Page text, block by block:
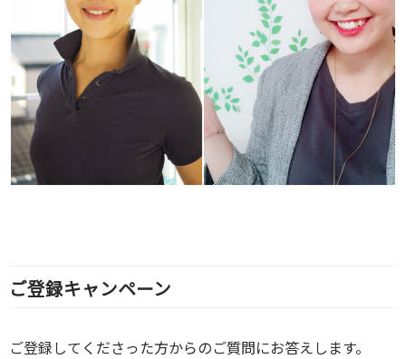
ご登録キャンペーン
ご登録してくださった方からのご質問にお答えします。